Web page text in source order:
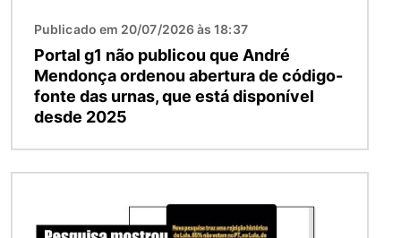
Publicado em 20/07/2026 às 18:37
Portal g1 não publicou que André
Mendonça ordenou abertura de código-
fonte das urnas, que está disponível
desde 2025